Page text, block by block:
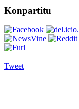
Konpartitu
Tweet